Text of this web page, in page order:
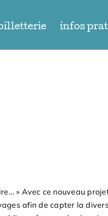
infos
» Avec ce nouveau
afin de capter la